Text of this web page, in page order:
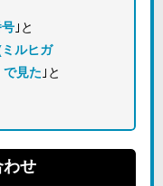
｣と
ルヒガ
見た ｣と
せ